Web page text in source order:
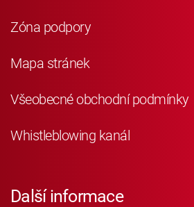
Zóna podpory
Mapa stránek
Všeobecné obchodní podmínky
Whistleblowing kanál
Další informace